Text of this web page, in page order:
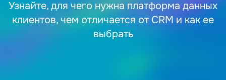
Узнайте, для чего нужна платформа данных
клиентов, чем отличается от CRM и как ее
выбрать